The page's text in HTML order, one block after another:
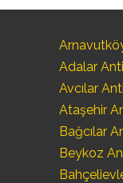
Adalar
Avcılar
Ataşehir
Bağcılar
Beykoz